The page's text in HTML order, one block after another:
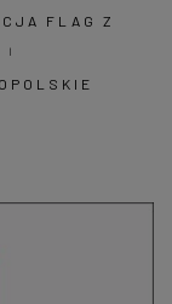
FLAG Z